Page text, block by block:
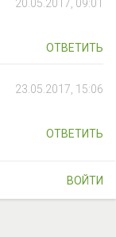
20.05.2017, 09:01
ОТВЕТИТЬ
23.05.2017, 15:06
ОТВЕТИТЬ
ВОЙТИ